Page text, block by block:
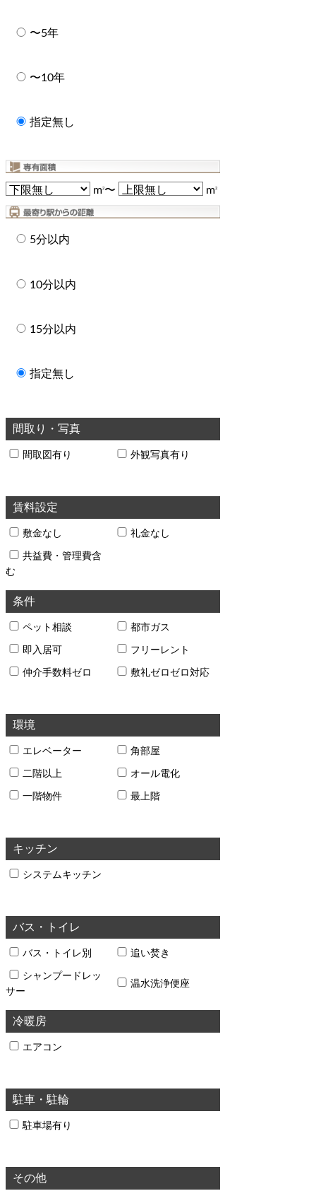
〜5年
〜10年
指定無し
m2〜 m2
5分以内
10分以内
15分以内
指定無し
間取り・写真
間取図有り 外観写真有り
賃料設定
敷金なし 礼金なし
共益費・管理費含
む
条件
ペット相談 都市ガス
即入居可 フリーレント
仲介手数料ゼロ 敷礼ゼロゼロ対応
環境
エレベーター 角部屋
二階以上 オール電化
一階物件 最上階
キッチン
システムキッチン
バス・トイレ
バス・トイレ別 追い焚き
シャンプードレッ
サー
温水洗浄便座
冷暖房
エアコン
駐車・駐輪
駐車場有り
その他